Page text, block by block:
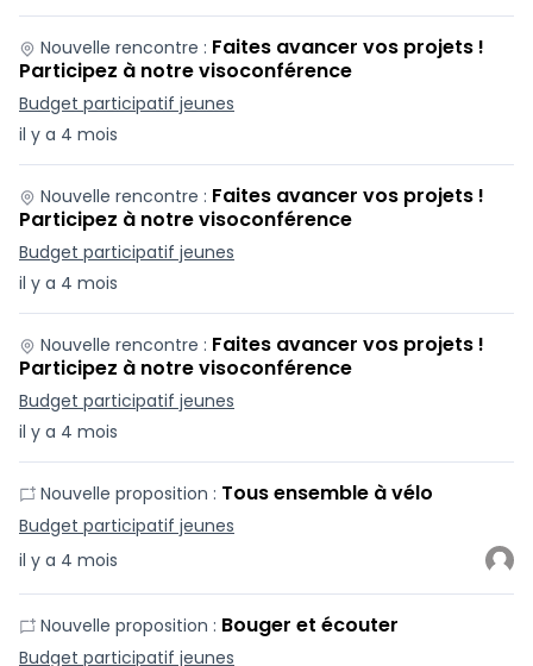
il y a 4 mois
Nouvelle rencontre : Faites avancer vos projets !
Participez à notre visoconférence
Budget participatif jeunes
il y a 4 mois
Nouvelle rencontre : Faites avancer vos projets !
Participez à notre visoconférence
Budget participatif jeunes
il y a 4 mois
Nouvelle rencontre : Faites avancer vos projets !
Participez à notre visoconférence
Budget participatif jeunes
il y a 4 mois
Nouvelle proposition : Tous ensemble à vélo
Budget participatif jeunes
Nouvelle proposition : Bouger et écouter
Budget participatif jeunes